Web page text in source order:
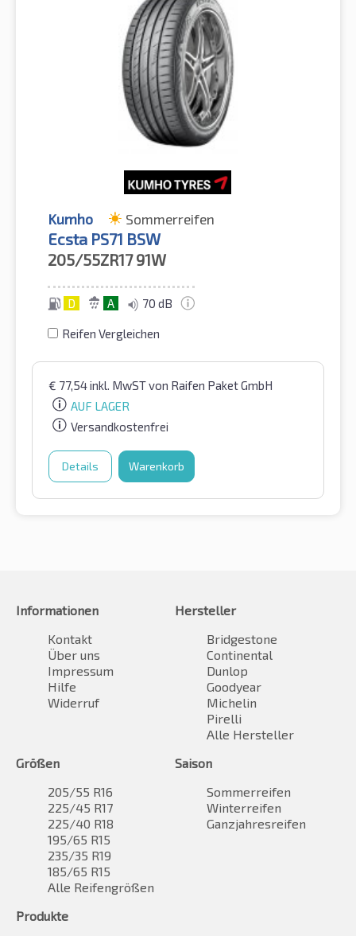
Kumho Sommerreifen
Ecsta PS71 BSW
205/55ZR17 91W
D A 70 dB
Reifen Vergleichen
€ 77,54inkl. MwSTvon Raifen Paket GmbH
AUF LAGER
Versandkostenfrei
Details Warenkorb
Informationen
Kontakt
Über uns
Impressum
Hilfe
Widerruf
Hersteller
Bridgestone
Continental
Dunlop
Goodyear
Michelin
Pirelli
Alle Hersteller
Größen
205/55 R16
225/45 R17
225/40 R18
195/65 R15
235/35 R19
185/65 R15
Alle Reifengrößen
Saison
Sommerreifen
Winterreifen
Ganzjahresreifen
Produkte